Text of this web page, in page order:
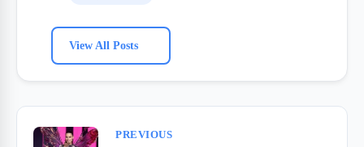
View All Posts
PREVIOUS